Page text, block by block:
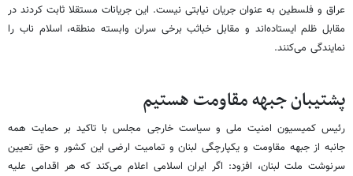
عراق و فلسطین به عنوان جریان نیابتی نیست. این جریانات مستقلا ثابت کردند در
مقابل ظلم ایستاده‌اند و مقابل خباثب برخی سران وابسته منطقه، اسلام ناب را
نمایندگی می‌کنند.
پشتیبان جبهه مقاومت هستیم
رئیس کمیسیون امنیت ملی و سیاست خارجی مجلس با تاکید بر حمایت همه
جانبه از جبهه مقاومت و یکپارچگی لبنان و تمامیت ارضی این کشور و حق تعیین
سرنوشت ملت لبنان، افزود: اگر ایران اسلامی اعلام می‌کند که هر اقدامی علیه